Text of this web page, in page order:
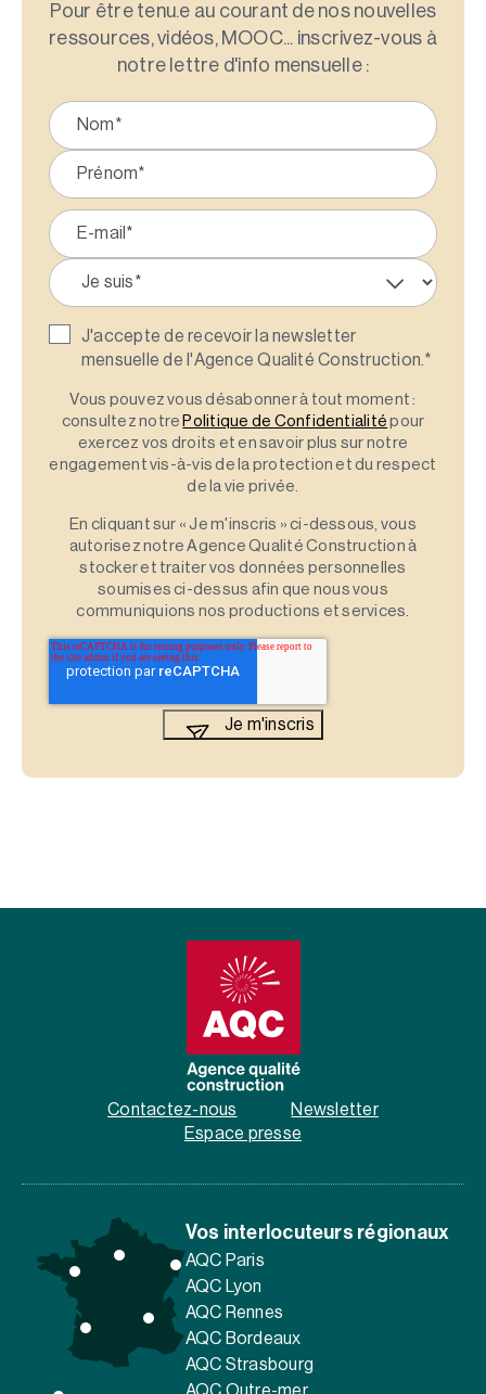
Pour être tenu.e au courant de nos nouvelles
ressources, vidéos, MOOC... inscrivez-vous à
notre lettre d'info mensuelle :
J'accepte de recevoir la newsletter
mensuelle de l'Agence Qualité Construction.*
Vous pouvez vous désabonner à tout moment :
consultez notre Politique de Confidentialité pour
exercez vos droits et en savoir plus sur notre
engagement vis-à-vis de la protection et du respect
de la vie privée.
En cliquant sur « Je m'inscris » ci-dessous, vous
autorisez notre Agence Qualité Construction à
stocker et traiter vos données personnelles
soumises ci-dessus afin que nous vous
communiquions nos productions et services.
Contactez-nous
Newsletter
Espace presse
Vos interlocuteurs régionaux
AQC Paris
AQC Lyon
AQC Rennes
AQC Bordeaux
AQC Strasbourg